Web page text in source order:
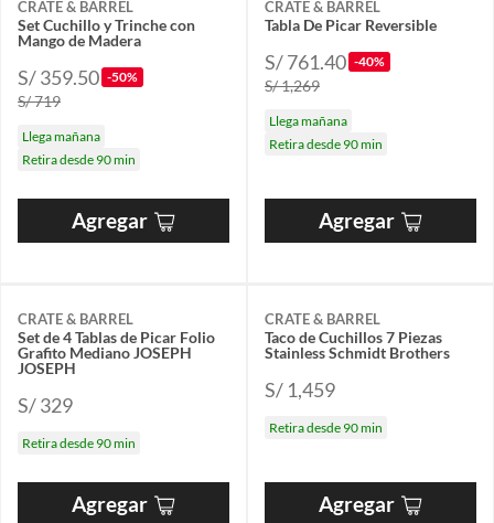
CRATE & BARREL
Set Cuchillo y Trinche con
Mango de Madera
S/ 359.50 -50%
S/ 719
Llega mañana
Retira desde 90 min
Agregar
CRATE & BARREL
Tabla De Picar Reversible
S/ 761.40 -40%
S/ 1,269
Llega mañana
Retira desde 90 min
Agregar
CRATE & BARREL
Set de 4 Tablas de Picar Folio
Grafito Mediano JOSEPH
JOSEPH
S/ 329
Retira desde 90 min
Agregar
CRATE & BARREL
Taco de Cuchillos 7 Piezas
Stainless Schmidt Brothers
S/ 1,459
Retira desde 90 min
Agregar